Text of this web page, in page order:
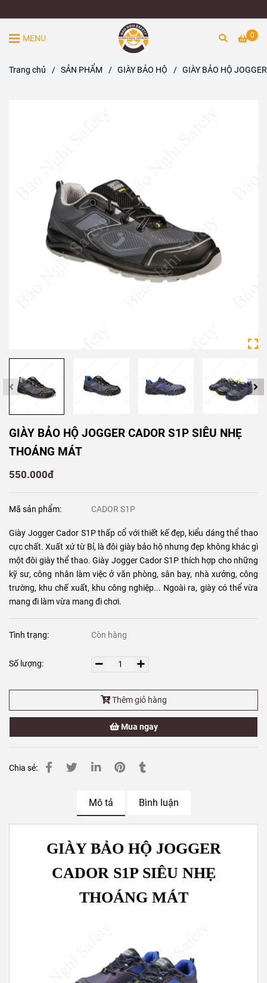
0
MENU
Trang chủ / SẢN PHẨM / GIÀY BẢO HỘ / GIÀY BẢO HỘ
GIÀY BẢO HỘ JOGGER CADOR S1P SIÊU NHẸ
THOÁNG MÁT
550.000đ
Mã sản phẩm: CADOR S1P
Giày Jogger Cador S1P thấp cổ với thiết kế đẹp, kiểu dáng thể thao
cực chất. Xuất xứ từ Bỉ, là đôi giày bảo hộ nhưng đẹp không khác gì
một đôi giày thể thao.Giày Jogger Cador S1P thích hợp cho những
kỹ sư, công nhân làm việc ở văn phòng, sân bay, nhà xưởng, công
trường, khu chế xuất, khu công nghiệp... Ngoài ra, giày có thể vừa
mang đi làm vừa mang đi chơi.
Tình trạng: Còn hàng
Số lượng:
Thêm giỏ hàng
Mua ngay
Chia sẻ:
Mô tả Bình luận
GIÀY BẢO HỘ JOGGER
CADOR S1P SIÊU NHẸ
THOÁNG MÁT